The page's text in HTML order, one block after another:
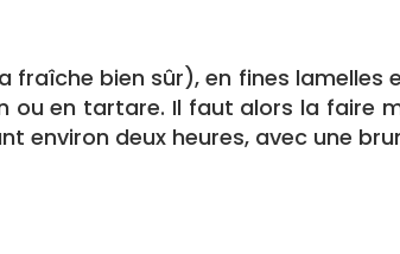
fraîche bien sûr), en fines lamelles
en tartare. Il faut alors la faire
environ deux heures, avec une